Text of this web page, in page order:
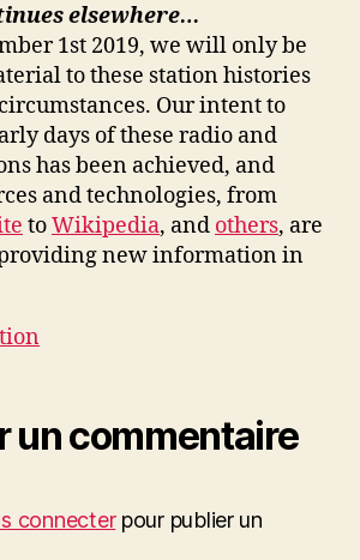
elsewhere…
1st 2019, we will only be
to these station histories
Our intent to
days of these radio and
has been achieved, and
and technologies, from
toWikipedia, and others, are
new information in
un commentaire
connecterpour publier un